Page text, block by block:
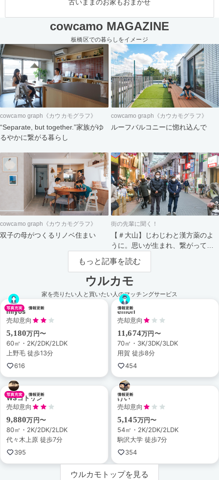
古いままのお家もおまかせ
cowcamo MAGAZINE
板橋区での暮らしをイメージ
cowcamo graph《カウカモグラフ》
“Separate, but together.”家族がゆ
るやかに繋がる暮らし
cowcamo graph《カウカモグラフ》
ルーフバルコニーに惚れ込んで
cowcamo graph《カウカモグラフ》
双子の母がつくるリノベ住まい
街の先輩に聞く！
【＃大山】じわじわと漢方薬のよ
うに。思いが生まれ、繋がってい
く街。
もっと記事を読む
ウルカモ
家を売りたい人と買いたい人のマッチングサービス
miyos
売却意向
5,180万円〜
60㎡・2K/2DK/2LDK
上野毛 徒歩13分
616
emori
売却意向
11,674万円〜
70㎡・3K/3DK/3LDK
用賀 徒歩8分
454
WSコトリン
売却意向
9,880万円〜
80㎡・2K/2DK/2LDK
代々木上原 徒歩7分
395
けい
売却意向
5,145万円〜
54㎡・2K/2DK/2LDK
駒沢大学 徒歩7分
354
ウルカモトップを見る